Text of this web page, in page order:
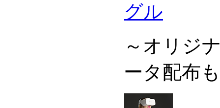
グル
～オリジ
ータ配布も